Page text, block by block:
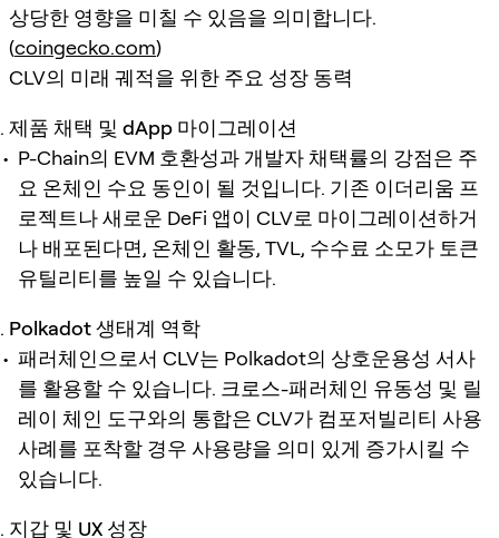
상당한 영향을 미칠 수 있음을 의미합니다.
(coingecko.com)
CLV의 미래 궤적을 위한 주요 성장 동력
제품 채택 및 dApp 마이그레이션
P-Chain의 EVM 호환성과 개발자 채택률의 강점은 주
요 온체인 수요 동인이 될 것입니다. 기존 이더리움 프
로젝트나 새로운 DeFi 앱이 CLV로 마이그레이션하거
나 배포된다면, 온체인 활동, TVL, 수수료 소모가 토큰
유틸리티를 높일 수 있습니다.
Polkadot 생태계 역학
패러체인으로서 CLV는 Polkadot의 상호운용성 서사
를 활용할 수 있습니다. 크로스-패러체인 유동성 및 릴
레이 체인 도구와의 통합은 CLV가 컴포저빌리티 사용
사례를 포착할 경우 사용량을 의미 있게 증가시킬 수
있습니다.
지갑 및 UX 성장